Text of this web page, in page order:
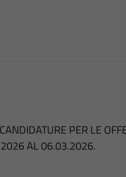
PER LE
AL 06.03.2026.